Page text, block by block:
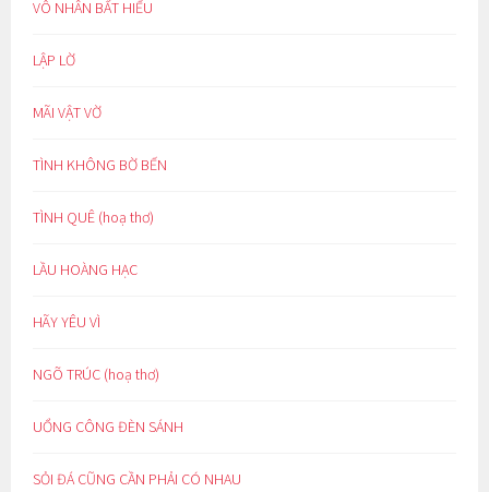
VÔ NHÂN BẤT HIẾU
LẬP LỜ
MÃI VẬT VỜ
TÌNH KHÔNG BỜ BẾN
TÌNH QUÊ (hoạ thơ)
LẦU HOÀNG HẠC
HÃY YÊU VÌ
NGÕ TRÚC (hoạ thơ)
UỔNG CÔNG ĐÈN SÁNH
SỎI ĐÁ CŨNG CẦN PHẢI CÓ NHAU